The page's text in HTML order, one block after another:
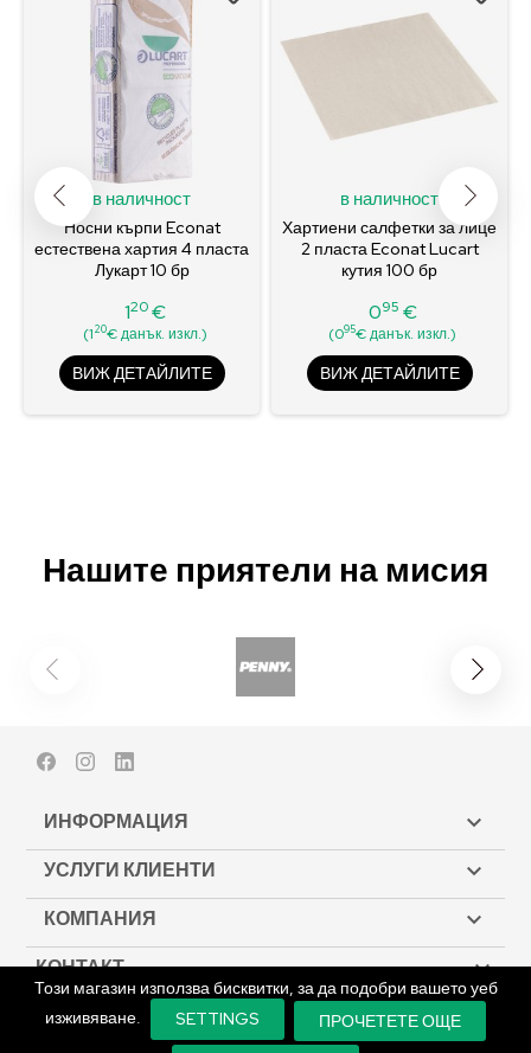
в наличност
Носни кърпи Econat
естествена хартия 4 пласта
Лукарт 10 бр
Цена
120€
(120€ данък. изкл.)
ВИЖ ДЕТАЙЛИТЕ
в наличност
Хартиени салфетки за лице
2 пласта Econat Lucart
кутия 100 бр
Цена
095 €
(095€ данък. изкл.)
ВИЖ ДЕТАЙЛИТЕ
Нашите приятели на мисия
FacebookInstagram
ИНФОРМАЦИЯ 
УСЛУГИ КЛИЕНТИ 
КОМПАНИЯ 
КОНТАКТ 
Този магазин използва бисквитки, за да подобри вашето уеб
изживяване.
SETTINGS ПРОЧЕТЕТЕ ОЩЕ
© Copyright 2026 Biodeck. All rights reserved.